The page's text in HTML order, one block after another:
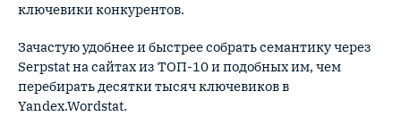
ключевики конкурентов.
Зачастую удобнее и быстрее собрать семантику через
Serpstat на сайтах из ТОП-10 и подобных им, чем
перебирать десятки тысяч ключевиков в
Yandex.Wordstat.